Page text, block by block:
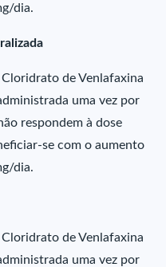
dia.
de Venlafaxina
uma vez por
respondem à dose
se com o aumento
dia.
de Venlafaxina
uma vez por